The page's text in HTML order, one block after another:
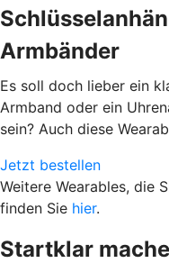
Armbänder
Es soll doch lieber ein
Armband oder ein
sein? Auch diese
Jetzt bestellen
Weitere Wearables, die
finden Sie hier.
Startklar